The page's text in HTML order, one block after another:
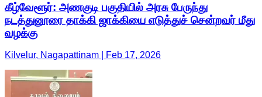
கீழ்வேளூர்: அணகுடி பகுதியில் அரசு பேருந்து
நடத்துனூரை தாக்கி ஜாக்கியை எடுத்துச் சென்றவர் மீது
வழக்கு
Kilvelur, Nagapattinam | Feb 17, 2026